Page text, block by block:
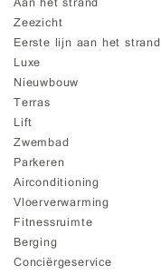
Zeezicht
Eerste lijn aan het strand
Luxe
Nieuwbouw
Terras
Lift
Zwembad
Parkeren
Airconditioning
Vloerverwarming
Fitnessruimte
Berging
Conciërgeservice